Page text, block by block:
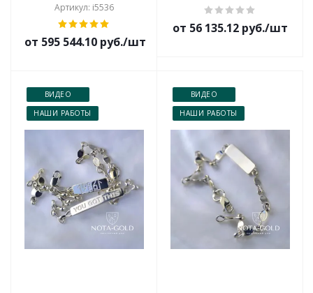
Артикул: i5536
от 595 544.10 руб./шт
от 56 135.12 руб./шт
ВИДЕО
НАШИ РАБОТЫ
ВИДЕО
НАШИ РАБОТЫ